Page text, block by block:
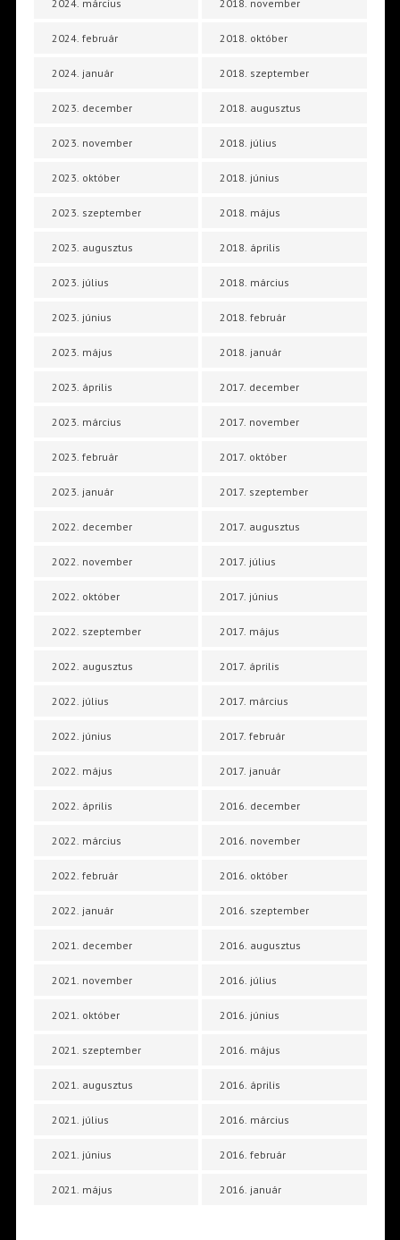
2024. március
2024. február
2024. január
2023. december
2023. november
2023. október
2023. szeptember
2023. augusztus
2023. július
2023. június
2023. május
2023. április
2023. március
2023. február
2023. január
2022. december
2022. november
2022. október
2022. szeptember
2022. augusztus
2022. július
2022. június
2022. május
2022. április
2022. március
2022. február
2022. január
2021. december
2021. november
2021. október
2021. szeptember
2021. augusztus
2021. július
2021. június
2021. május
2018. november
2018. október
2018. szeptember
2018. augusztus
2018. július
2018. június
2018. május
2018. április
2018. március
2018. február
2018. január
2017. december
2017. november
2017. október
2017. szeptember
2017. augusztus
2017. július
2017. június
2017. május
2017. április
2017. március
2017. február
2017. január
2016. december
2016. november
2016. október
2016. szeptember
2016. augusztus
2016. július
2016. június
2016. május
2016. április
2016. március
2016. február
2016. január